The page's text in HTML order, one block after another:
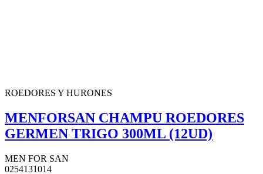
ROEDORES Y HURONES
MENFORSAN CHAMPU ROEDORES
GERMEN TRIGO 300ML (12UD)
MEN FOR SAN
0254131014